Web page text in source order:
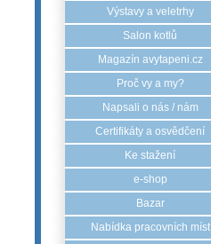
Výstavy a veletrhy
Salon kotlů
Magazín avytapeni.cz
Proč vy a my?
Napsali o nás / nám
Certifikáty a osvědčení
Ke stažení
e-shop
Bazar
Nabídka pracovních míst